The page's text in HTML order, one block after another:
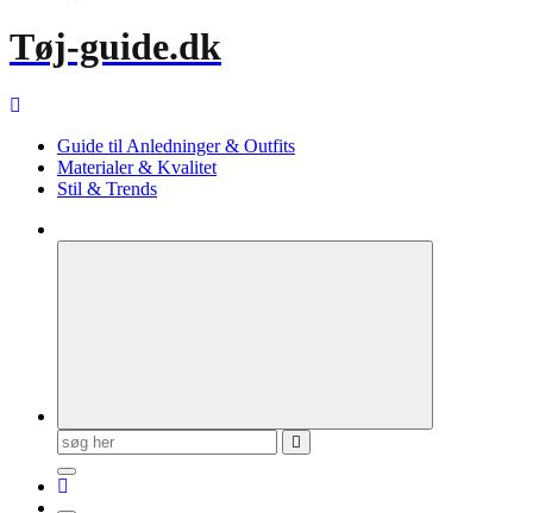
Tøj-guide.dk
Guide til Anledninger & Outfits
Materialer & Kvalitet
Stil & Trends
Søg
efter: